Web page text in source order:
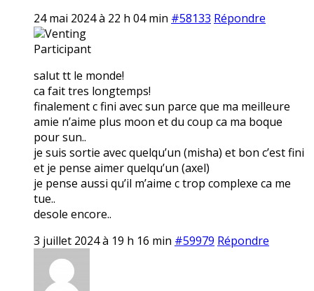
24 mai 2024 à 22 h 04 min #58133 Répondre
Venting
Participant
salut tt le monde!
ca fait tres longtemps!
finalement c fini avec sun parce que ma meilleure
amie n’aime plus moon et du coup ca ma boque
pour sun..
je suis sortie avec quelqu’un (misha) et bon c’est fini
et je pense aimer quelqu’un (axel)
je pense aussi qu’il m’aime c trop complexe ca me
tue..
desole encore..
3 juillet 2024 à 19 h 16 min #59979 Répondre